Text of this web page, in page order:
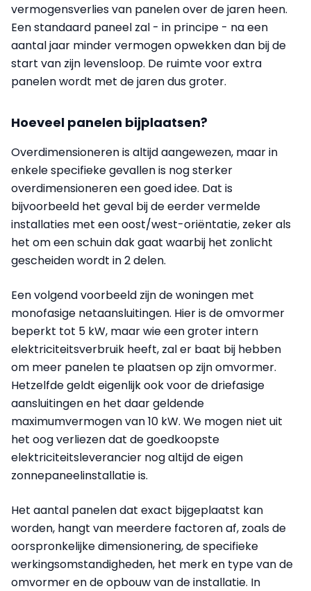
vermogensverlies van panelen over de jaren heen.
Een standaard paneel zal - in principe - na een
aantal jaar minder vermogen opwekken dan bij de
start van zijn levensloop. De ruimte voor extra
panelen wordt met de jaren dus groter.
Hoeveel panelen bijplaatsen?
Overdimensioneren is altijd aangewezen, maar in
enkele specifieke gevallen is nog sterker
overdimensioneren een goed idee. Dat is
bijvoorbeeld het geval bij de eerder vermelde
installaties met een oost/west-oriëntatie, zeker als
het om een schuin dak gaat waarbij het zonlicht
gescheiden wordt in 2 delen.
Een volgend voorbeeld zijn de woningen met
monofasige netaansluitingen. Hier is de omvormer
beperkt tot 5 kW, maar wie een groter intern
elektriciteitsverbruik heeft, zal er baat bij hebben
om meer panelen te plaatsen op zijn omvormer.
Hetzelfde geldt eigenlijk ook voor de driefasige
aansluitingen en het daar geldende
maximumvermogen van 10 kW. We mogen niet uit
het oog verliezen dat de goedkoopste
elektriciteitsleverancier nog altijd de eigen
zonnepaneelinstallatie is.
Het aantal panelen dat exact bijgeplaatst kan
worden, hangt van meerdere factoren af, zoals de
oorspronkelijke dimensionering, de specifieke
werkingsomstandigheden, het merk en type van de
omvormer en de opbouw van de installatie. In